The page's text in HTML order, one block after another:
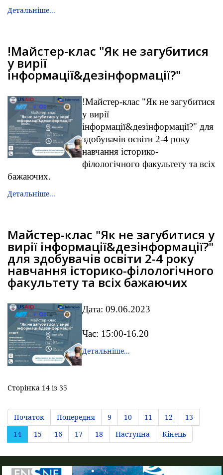
Детальніше...
!Майстер-клас "Як не загубитися
у вирії
інформації&дезінформації?"
!Майстер-клас "Як не загубитися
у вирії
інформації&дезінформації?" для
здобувачів освіти 2-4 року
навчання історико-
філологічного факультету та всіх
бажаючих.
Детальніше...
Майстер-клас "Як не загубитися у
вирії інформації&дезінформації?"
для здобувачів освіти 2-4 року
навчання історико-філологічного
факультету та всіх бажаючих
Дата: 09.06.2023
Час: 15:00-16.20
Детальніше...
Сторінка 14 із 35
Початок Попередня 9 10 11 12
13
14
15 16 17 18 Наступна Кінець